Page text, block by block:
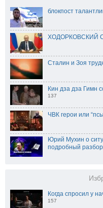
блокпост
ХОДОРКОВСКИЙ
Сталин и Зоя
Кин дза дза Гимн
137
ЧВК герои или
Юрий Мухин о
подробный
Когда спросил у
157